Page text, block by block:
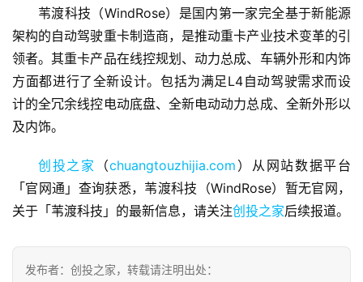
融
资
报
道
业
观
初
苇渡科技（WindRose）是国内第一家完全基于新能源
架构的自动驾驶重卡制造商，是推动重卡产业技术变革的引
领者。其重卡产品在线控规划、动力总成、车辆外形和内饰
方面都进行了全新设计。包括为满足L4自动驾驶需求而设
计的全冗余线控电动底盘、全新电动动力总成、全新外形以
及内饰。
创投之家 （chuangtouzhijia.com ）从网站数据平台
「官网通」查询获悉，苇渡科技（WindRose）暂无官网，
关于「苇渡科技」的最新信息，请关注创投之家后续报道。
发布者：创投之家，转载请注明出处：